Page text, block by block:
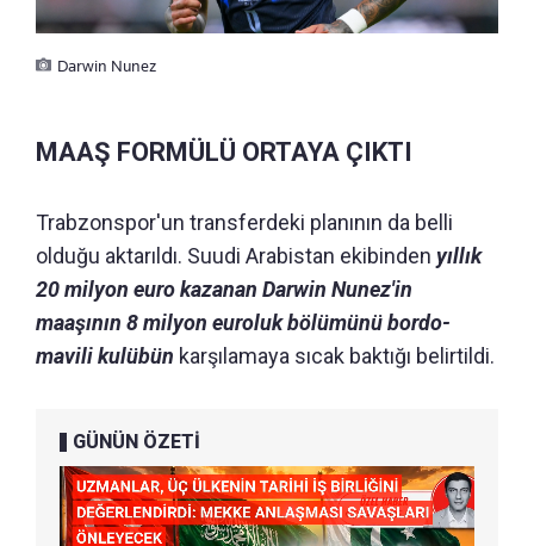
Darwin Nunez
MAAŞ FORMÜLÜ ORTAYA ÇIKTI
Trabzonspor'un transferdeki planının da belli
olduğu aktarıldı. Suudi Arabistan ekibinden yıllık
20 milyon euro kazanan Darwin Nunez'in
maaşının 8 milyon euroluk bölümünü bordo-
mavili kulübün karşılamaya sıcak baktığı belirtildi.
GÜNÜN ÖZETİ